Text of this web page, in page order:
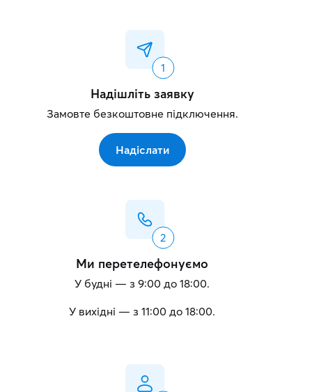
Надішліть заявку
Замовте безкоштовне підключення.
Надіслати
Ми перетелефонуємо
У будні — з 9:00 до 18:00.
У вихідні — з 11:00 до 18:00.